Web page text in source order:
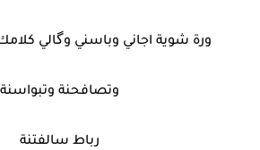
ورة شوية اجاني وباسني وگالي
وتصافحنة وتبواسنة
رباط سالفتنة